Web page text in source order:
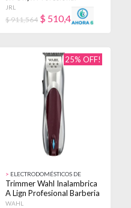
Inalambrica Negro
JRL
$ 911,564 $ 510,476
25% OFF!
> ELECTRODOMÉSTICOS DE
BELLEZA
Trimmer Wahl Inalambrica
A Lign Profesional Barberia
Plateada / Bordo
WAHL